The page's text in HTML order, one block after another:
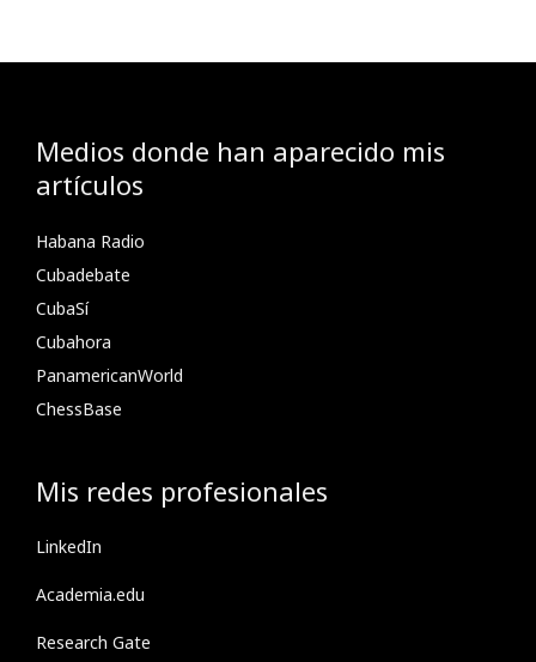
Medios donde han aparecido mis
artículos
Habana Radio
Cubadebate
CubaSí
Cubahora
PanamericanWorld
ChessBase
Mis redes profesionales
LinkedIn
Academia.edu
Research Gate